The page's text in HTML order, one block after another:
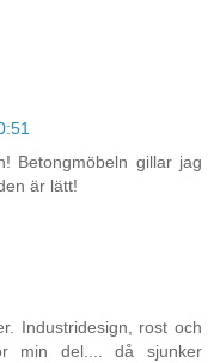
Betongmöbeln gillar jag
är lätt!
Industridesign, rost och
min del.... då sjunker